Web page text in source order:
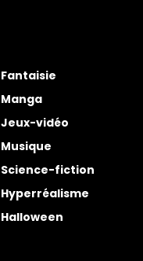
Fantaisie
Manga
Jeux-vidéo
Musique
Science-fiction
Hyperréalisme
Halloween